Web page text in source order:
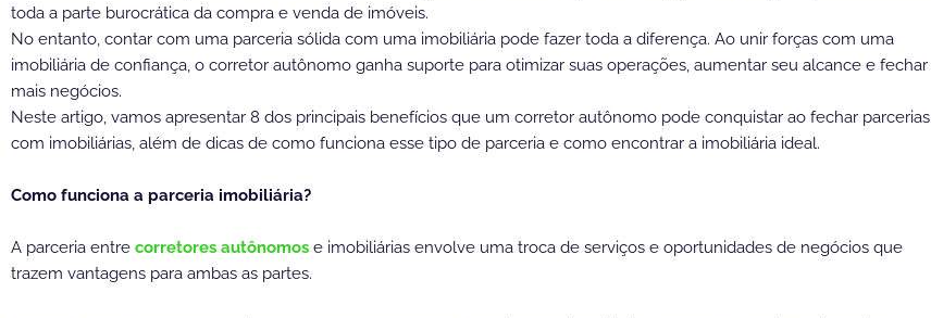
toda a parte burocrática da compra e venda de imóveis.
No entanto, contar com uma parceria sólida com uma imobiliária pode fazer toda a diferença. Ao unir forças com uma
imobiliária de confiança, o corretor autônomo ganha suporte para otimizar suas operações, aumentar seu alcance e fechar
mais negócios.
Neste artigo, vamos apresentar 8 dos principais benefícios que um corretor autônomo pode conquistar ao fechar parcerias
com imobiliárias, além de dicas de como funciona esse tipo de parceria e como encontrar a imobiliária ideal.
Como funciona a parceria imobiliária?
A parceria entre corretores autônomos e imobiliárias envolve uma troca de serviços e oportunidades de negócios que
trazem vantagens para ambas as partes.